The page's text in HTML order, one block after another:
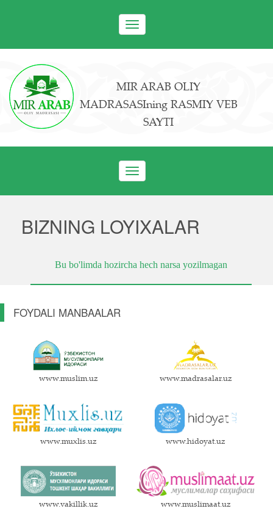
Toggle
navigation
MIR ARAB OLIY
MADRASASIning RASMIY VEB
SAYTI
Toggle
navigation
BIZNING LOYIXALAR
Bu bo'limda hozircha hech narsa yozilmagan
FOYDALI MANBAALAR
www.muslim.uz www.madrasalar.uz
www.muxlis.uz www.hidoyat.uz
www.vakillik.uz www.muslimaat.uz